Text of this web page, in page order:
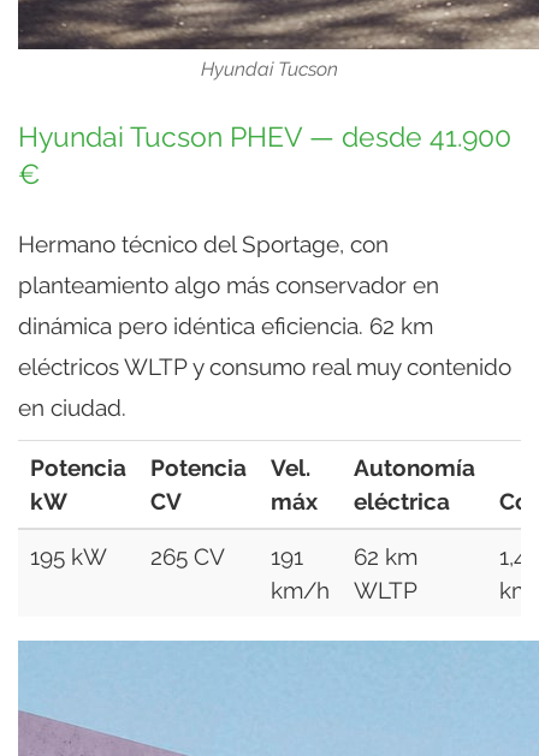
Hyundai Tucson
Hyundai Tucson PHEV — desde 41.900
€
Hermano técnico del Sportage, con
planteamiento algo más conservador en
dinámica pero idéntica eficiencia. 62 km
eléctricos WLTP y consumo real muy contenido
en ciudad.
Potencia
kW
Potencia
CV
Vel.
máx
Autonomía
eléctrica
195 kW 265 CV
191
km/h
62 km
WLTP
1,4
km